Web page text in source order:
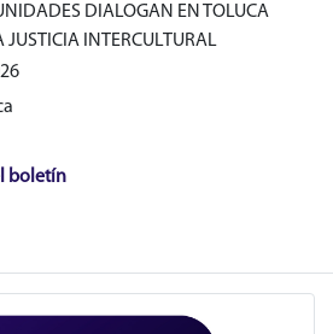
DIALOGAN EN TOLUCA
JUSTICIA INTERCULTURAL
boletín